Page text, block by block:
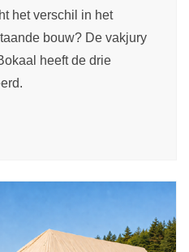
het verschil in het
bouw? De vakjury
heeft de drie